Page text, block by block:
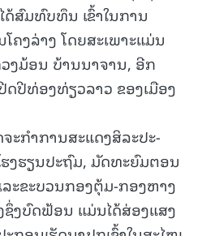
ສົມທົບທຶນ ເຂົ້າໃນການ
ງລ່າງ ໂດຍສະເພາະແມ່ນ
ງມ້ອນ ບ້ານນາຈານ, ອີກ
ປີທ່ອງທ່ຽວລາວ ຂອງເມືອງ
ກໍາການສະແດງສິລະປະ-
ງຮຽນປະຖົມ, ມັດທະຍົມຕອນ
ະຂະບວນກອງຕຸ້ມ-ກອງຫາງ
ງບົດຟ້ອນ ແມ່ນໄດ້ສ່ອງແສງ